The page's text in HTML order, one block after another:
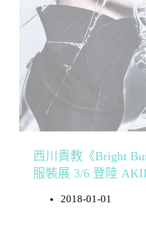
西川貴教《Bright
服裝展 3/6 登陸
2018-01-01